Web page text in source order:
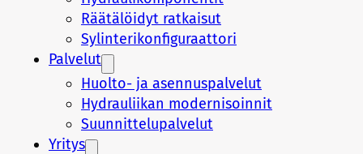
Räätälöidyt ratkaisut
Sylinterikonfiguraattori
Palvelut
Huolto- ja asennuspalvelut
Hydrauliikan modernisoinnit
Suunnittelupalvelut
Yritys